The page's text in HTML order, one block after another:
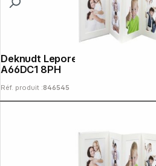
Deknudt Leporello blanc 8x10x15 simili cuir 8 photos
A66DC1 8PH
Réf. produit :846545